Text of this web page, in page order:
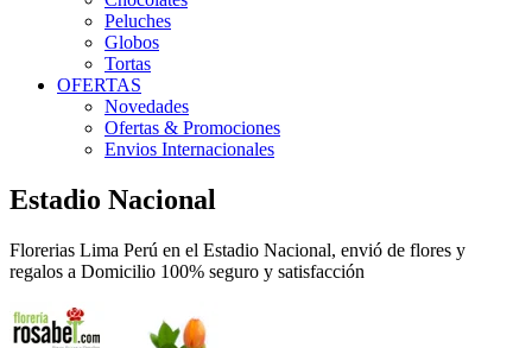
Peluches
Globos
Tortas
OFERTAS
Novedades
Ofertas & Promociones
Envios Internacionales
Estadio Nacional
Florerias Lima Perú en el Estadio Nacional, envió de flores y
regalos a Domicilio 100% seguro y satisfacción